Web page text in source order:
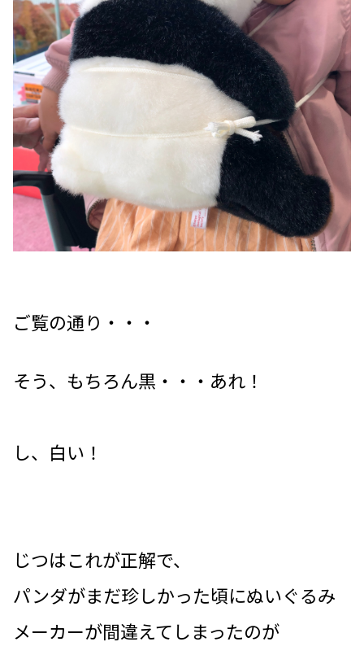
ご覧の通り・・・
そう、もちろん黒・・・あれ！
し、白い！
じつはこれが正解で、
パンダがまだ珍しかった頃にぬいぐるみ
メーカーが間違えてしまったのが